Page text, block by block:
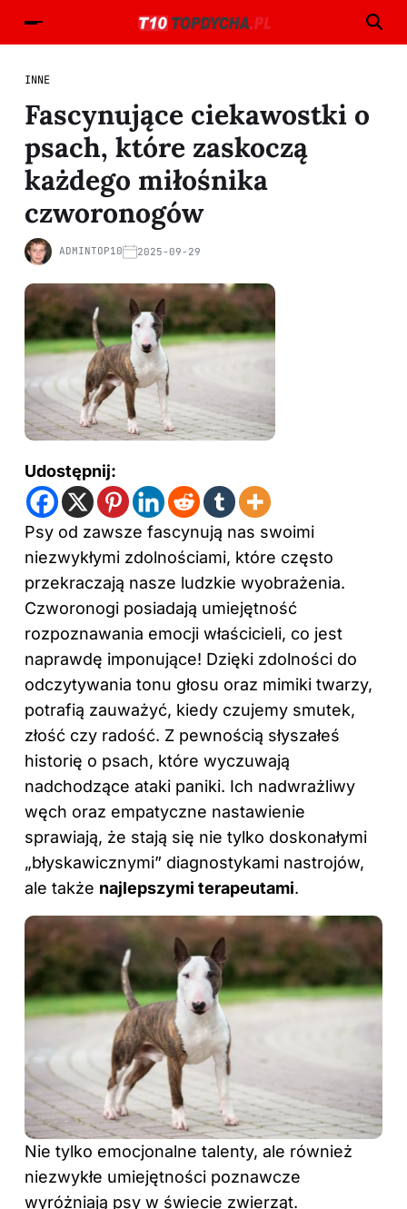
INNE
Fascynujące ciekawostki o
psach, które zaskoczą
każdego miłośnika
czworonogów
ADMINTOP10 2025-09-29
Udostępnij:
Psy od zawsze fascynują nas swoimi
niezwykłymi zdolnościami, które często
przekraczają nasze ludzkie wyobrażenia.
Czworonogi posiadają umiejętność
rozpoznawania emocji właścicieli, co jest
naprawdę imponujące! Dzięki zdolności do
odczytywania tonu głosu oraz mimiki twarzy,
potrafią zauważyć, kiedy czujemy smutek,
złość czy radość. Z pewnością słyszałeś
historię o psach, które wyczuwają
nadchodzące ataki paniki. Ich nadwrażliwy
węch oraz empatyczne nastawienie
sprawiają, że stają się nie tylko doskonałymi
„błyskawicznymi” diagnostykami nastrojów,
ale także najlepszymi terapeutami.
Nie tylko emocjonalne talenty, ale również
niezwykłe umiejętności poznawcze
wyróżniają psy w świecie zwierząt.